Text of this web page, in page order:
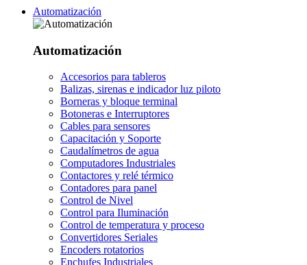
Automatización
Automatización
Accesorios para tableros
Balizas, sirenas e indicador luz piloto
Borneras y bloque terminal
Botoneras e Interruptores
Cables para sensores
Capacitación y Soporte
Caudalímetros de agua
Computadores Industriales
Contactores y relé térmico
Contadores para panel
Control de Nivel
Control para Iluminación
Control de temperatura y proceso
Convertidores Seriales
Encoders rotatorios
Enchufes Industriales